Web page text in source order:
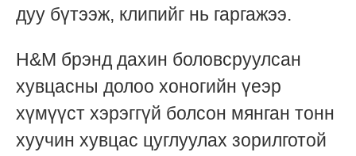
дуу бүтээж, клипийг нь гаргажээ.
H&M брэнд дахин боловсруулсан
хувцасны долоо хоногийн үеэр
хүмүүст хэрэггүй болсон мянган тонн
хуучин хувцас цуглуулах зорилготой